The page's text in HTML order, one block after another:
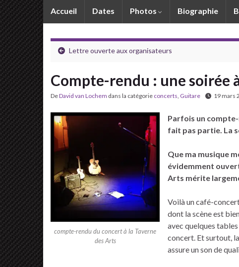
Accueil Dates Photos Biographie
Lettre ouverte aux organisateurs
Compte-rendu : une soirée
DeDavid van Lochem dans la catégorie concerts, Guitare 19 mars
compte-rendu du concert à la Taverne
des Arts
Parfois un compte-
fait pas partie. La
Que ma musique
évidemment
Arts mérite
Voilà un café-
dont la scène est
avec quelques
concert. Et surtout,
assure un son de